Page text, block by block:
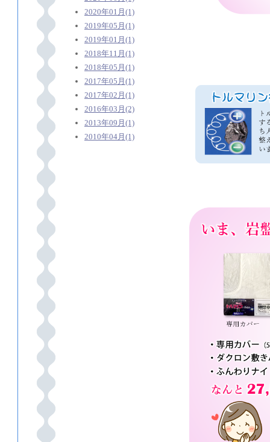
2020年01月(1)
2019年05月(1)
2019年01月(1)
2018年11月(1)
2018年05月(1)
2017年05月(1)
2017年02月(1)
2016年03月(2)
2013年09月(1)
2010年04月(1)